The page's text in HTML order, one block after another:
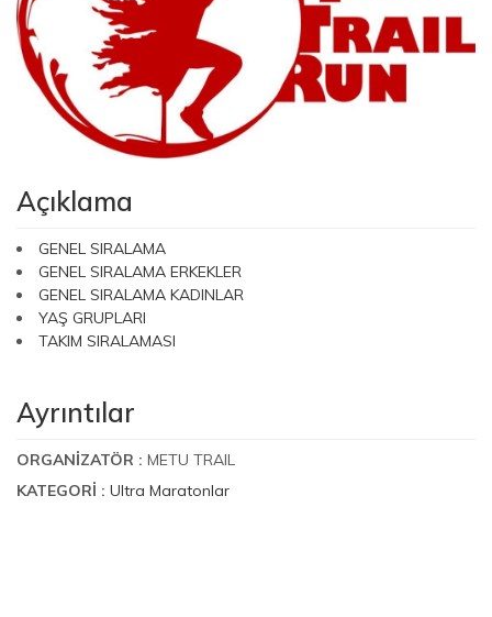
Açıklama
GENEL SIRALAMA
GENEL SIRALAMA ERKEKLER
GENEL SIRALAMA KADINLAR
YAŞ GRUPLARI
TAKIM SIRALAMASI
Ayrıntılar
ORGANIZATÖR : METU TRAIL
KATEGORI : Ultra Maratonlar